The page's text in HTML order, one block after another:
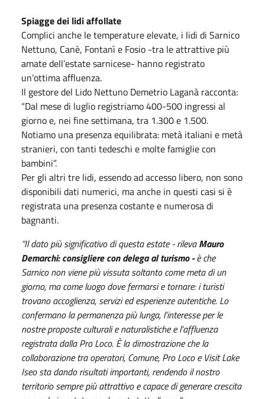
Spiagge dei lidi affollate
Complici anche le temperature elevate, i lidi di Sarnico
Nettuno, Canè, Fontanì e Fosio -tra le attrattive più
amate dell’estate sarnicese- hanno registrato
un’ottima affluenza.
Il gestore del Lido Nettuno Demetrio Laganà racconta:
“Dal mese di luglio registriamo 400-500 ingressi al
giorno e, nei fine settimana, tra 1.300 e 1.500.
Notiamo una presenza equilibrata: metà italiani e metà
stranieri, con tanti tedeschi e molte famiglie con
bambini”.
Per gli altri tre lidi, essendo ad accesso libero, non sono
disponibili dati numerici, ma anche in questi casi si è
registrata una presenza costante e numerosa di
bagnanti.
“Il dato più significativo di questa estate - rilevaMauro
Demarchi: consigliere con delega al turismo -è che
Sarnico non viene più vissuta soltanto come meta di un
giorno, ma come luogo dove fermarsi e tornare: i turisti
trovano accoglienza, servizi ed esperienze autentiche. Lo
confermano la permanenza più lunga, l’interesse per le
nostre proposte culturali e naturalistiche e l’affluenza
registrata dalla Pro Loco. È la dimostrazione che la
collaborazione tra operatori, Comune, Pro Loco e Visit Lake
Iseo sta dando risultati importanti, rendendo il nostro
territorio sempre più attrattivo e capace di generare crescita